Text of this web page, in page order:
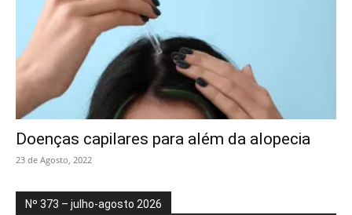
Doenças capilares para além da alopecia
23 de Agosto, 2022
Nº 373 – julho-agosto 2026